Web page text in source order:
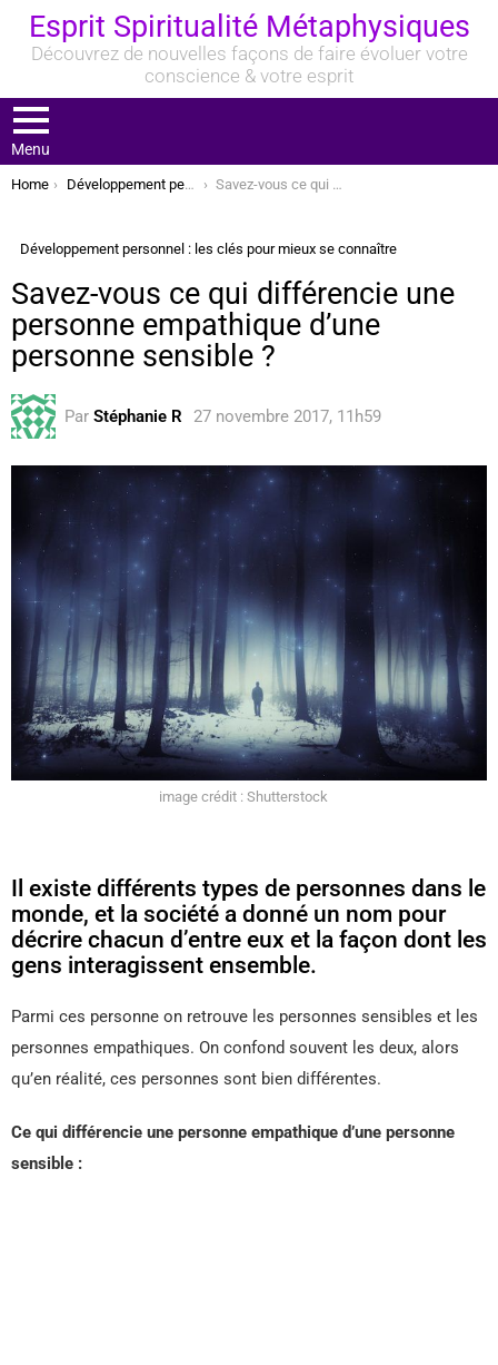
Esprit Spiritualité Métaphysiques
Découvrez de nouvelles façons de faire évoluer votre
conscience & votre esprit
Menu
You are here:
Home Développement personnel : les clés pour mieux se connaître Savez-vous ce qui différencie une personne empathique d’une personne sensible ?
Développement personnel : les clés pour mieux se connaître
Savez-vous ce qui différencie une
personne empathique d’une
personne sensible ?
Par Stéphanie R 27 novembre 2017, 11h59
image crédit : Shutterstock
Il existe différents types de personnes dans le
monde, et la société a donné un nom pour
décrire chacun d’entre eux et la façon dont les
gens interagissent ensemble.
Parmi ces personne on retrouve les personnes sensibles et les
personnes empathiques. On confond souvent les deux, alors
qu’en réalité, ces personnes sont bien différentes.
Ce qui différencie une personne empathique d’une personne
sensible :